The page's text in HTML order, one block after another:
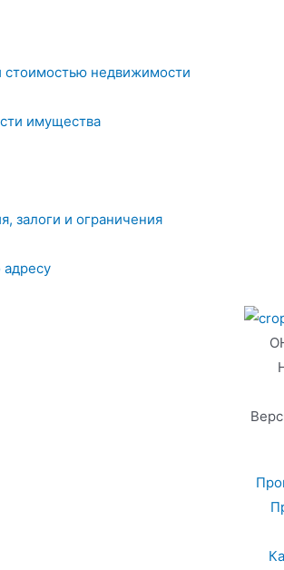
стоимостью недвижимости
имущества
залоги и ограничения
адресу